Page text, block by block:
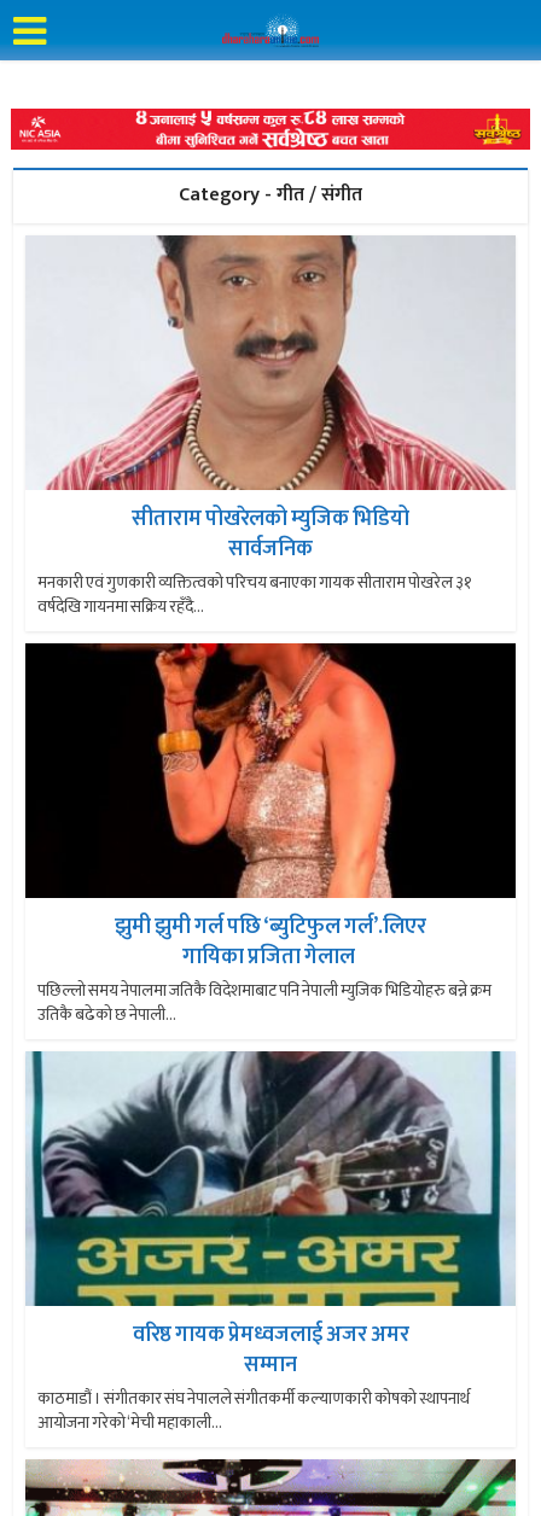
Category - गीत / संगीत
सीताराम पोखरेलको म्युजिक भिडियो
सार्वजनिक
मनकारी एवं गुणकारी व्यक्तित्वको परिचय बनाएका गायक सीताराम पोखरेल ३१
वर्षदेखि गायनमा सक्रिय रहँदै...
झुमी झुमी गर्ल पछि ‘ब्युटिफुल गर्ल’.लिएर
गायिका प्रजिता गेलाल
पछिल्लो समय नेपालमा जतिकै विदेशमाबाट पनि नेपाली म्युजिक भिडियोहरु बन्ने क्रम
उतिकै बढेको छ नेपाली...
वरिष्ठ गायक प्रेमध्वजलाई अजर अमर
सम्मान
काठमाडौं । संगीतकार संघ नेपालले संगीतकर्मी कल्याणकारी कोषको स्थापनार्थ
आयोजना गरेको ‘मेची महाकाली...